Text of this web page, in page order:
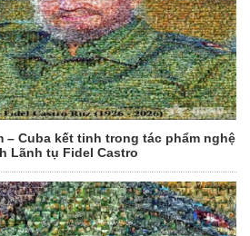
– Cuba kết tinh trong tác phẩm nghệ
Lãnh tụ Fidel Castro